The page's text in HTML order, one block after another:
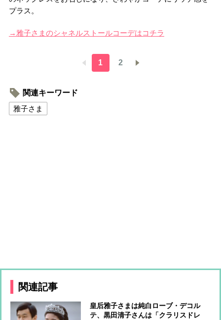
プラス。
→雅子さまのシャネルストールコーデはコチラ
1 2
関連キーワード
雅子さま
関連記事
皇后雅子さまは純白ローブ・デコル
テ、黒田清子さんは「クラリスドレ